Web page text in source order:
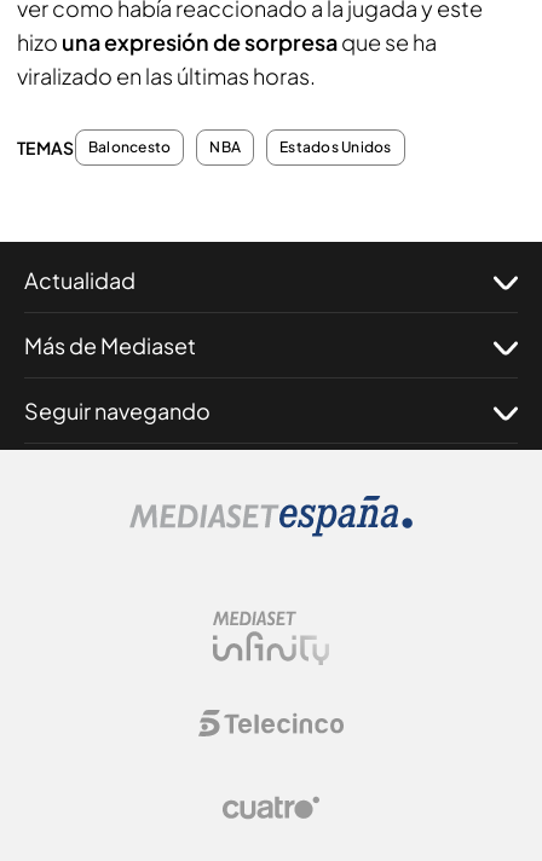
ver como había reaccionado a la jugada y este
hizo una expresión de sorpresaque se ha
viralizado en las últimas horas.
TEMAS Baloncesto NBA Estados Unidos
Actualidad
Más de Mediaset
Seguir navegando